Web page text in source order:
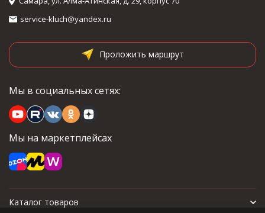
service-kluch@yandex.ru
Проложить маршрут
Мы в социальных сетях:
Мы на маркетплейсах
Каталог товаров